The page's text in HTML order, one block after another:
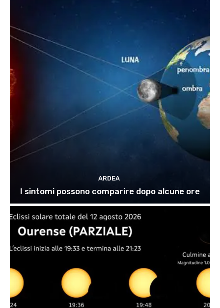
ARDEA
I sintomi possono comparire dopo alcune ore